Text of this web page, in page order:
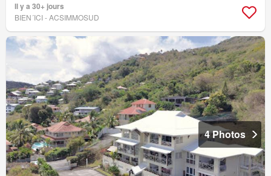
Il y a 30+ jours
BIEN´ICI - ACSIMMOSUD
4 Photos